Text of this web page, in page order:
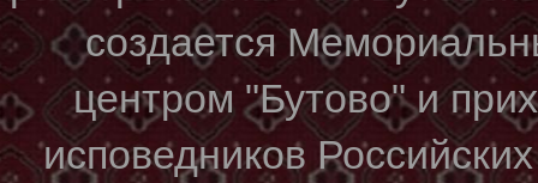
создается
центром "Бутово" и
исповедников